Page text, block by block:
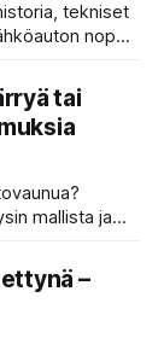
tekniset
nopea
tai
mallista ja
vinkit,
kannattaa
–